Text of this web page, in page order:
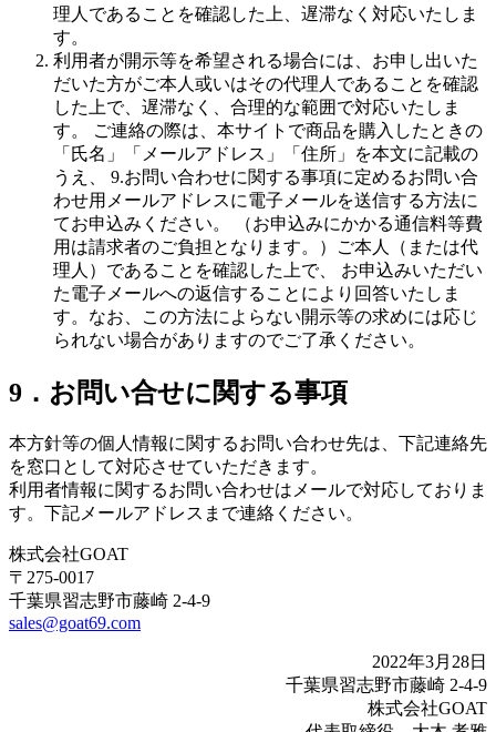
理人であることを確認した上、遅滞なく対応いたしま
す。
利用者が開示等を希望される場合には、お申し出いた
だいた方がご本人或いはその代理人であることを確認
した上で、遅滞なく、合理的な範囲で対応いたしま
す。 ご連絡の際は、本サイトで商品を購入したときの
「氏名」「メールアドレス」「住所」を本文に記載の
うえ、 9.お問い合わせに関する事項に定めるお問い合
わせ用メールアドレスに電子メールを送信する方法に
てお申込みください。 （お申込みにかかる通信料等費
用は請求者のご負担となります。）ご本人（または代
理人）であることを確認した上で、 お申込みいただい
た電子メールへの返信することにより回答いたしま
す。なお、この方法によらない開示等の求めには応じ
られない場合がありますのでご了承ください。
9．お問い合せに関する事項
本方針等の個人情報に関するお問い合わせ先は、下記連絡先
を窓口として対応させていただきます。
利用者情報に関するお問い合わせはメールで対応しておりま
す。下記メールアドレスまで連絡ください。
株式会社GOAT
〒275-0017
千葉県習志野市藤崎 2-4-9
sales@goat69.com
2022年3月28日
千葉県習志野市藤崎 2-4-9
株式会社GOAT